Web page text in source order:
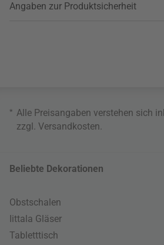
Angaben zur Produktsicherheit
* Alle Preisangaben verstehen sich
zzgl. Versandkosten
Beliebte Dekorationen
Obstschalen
Iittala Gläser
Tabletttisch